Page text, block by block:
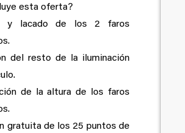
esta oferta?
y lacado de los 2 faros
del resto de la iluminación
de la altura de los faros
gratuita de los 25 puntos de